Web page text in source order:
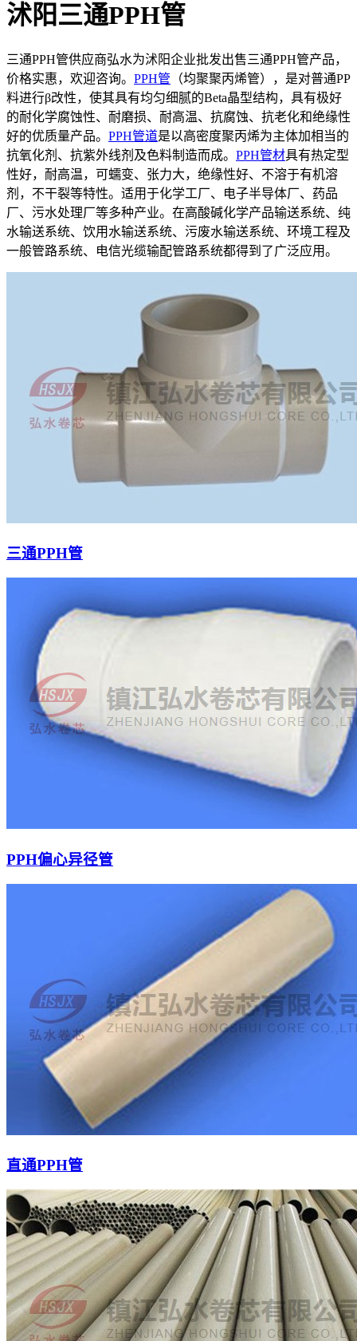
沭阳三通PPH管
三通PPH管供应商弘水为沭阳企业批发出售三通PPH管产品，
价格实惠，欢迎咨询。 PPH管 （均聚聚丙烯管），是对普通PP
料进行β改性，使其具有均匀细腻的Beta晶型结构，具有极好
的耐化学腐蚀性、耐磨损、耐高温、抗腐蚀、抗老化和绝缘性
好的优质量产品。 PPH管道是以高密度聚丙烯为主体加相当的
抗氧化剂、抗紫外线剂及色料制造而成。 PPH管材具有热定型
性好，耐高温，可蠕变、张力大，绝缘性好、不溶于有机溶
剂，不干裂等特性。适用于化学工厂、电子半导体厂、药品
厂、污水处理厂等多种产业。在高酸碱化学产品输送系统、纯
水输送系统、饮用水输送系统、污废水输送系统、环境工程及
一般管路系统、电信光缆输配管路系统都得到了广泛应用。
三通PPH管
PPH偏心异径管
直通PPH管